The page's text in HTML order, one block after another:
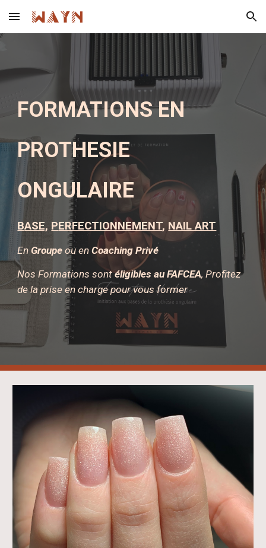
Skip to main content Skip to navigation
FORMATIONS EN
PROTHESIE
ONGULAIRE
BASE, PERFECTIONNEMENT, NAIL ART
EnGroupe ou enCoaching Privé
Nos Formations sontéligibles au FAFCEA, Profitez
de la prise en charge pour vous former